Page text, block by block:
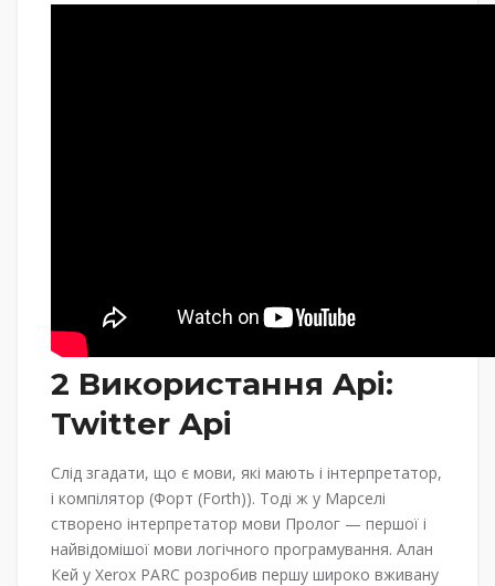
2 Використання Api:
Twitter Api
Слід згадати, що є мови, які мають і інтерпретатор,
і компілятор (Форт (Forth)). Тоді ж у Марселі
створено інтерпретатор мови Пролог — першої і
найвідомішої мови логічного програмування. Алан
Кей у Xerox PARC розробив першу широко вживану